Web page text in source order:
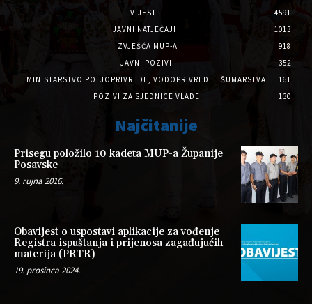
VIJESTI
4591
JAVNI NATJEČAJI
1013
IZVJEŠĆA MUP-A
918
JAVNI POZIVI
352
MINISTARSTVO POLJOPRIVREDE, VODOPRIVREDE I ŠUMARSTVA
161
POZIVI ZA SJEDNICE VLADE
130
Najčitanije
Prisegu položilo 10 kadeta MUP-a Županije
Posavske
9. rujna 2016.
Obavijest o uspostavi aplikacije za vođenje
Registra ispuštanja i prijenosa zagađujućih
materija (PRTR)
19. prosinca 2024.